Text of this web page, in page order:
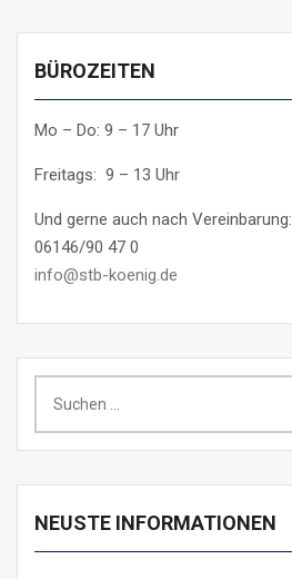
BÜROZEITEN
Mo – Do: 9 – 17 Uhr
Freitags: 9 – 13 Uhr
Und gerne auch nach Vereinbarung:
06146/90 47 0
info@stb-koenig.de
nach:
NEUSTE INFORMATIONEN